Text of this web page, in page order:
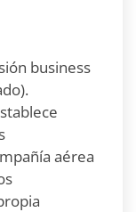
business
aérea